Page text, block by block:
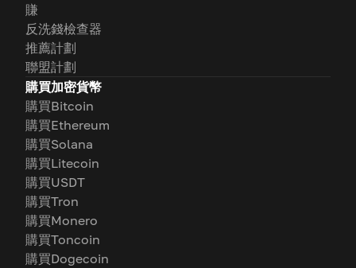
賺
反洗錢檢查器
推薦計劃
聯盟計劃
購買加密貨幣
購買Bitcoin
購買Ethereum
購買Solana
購買Litecoin
購買USDT
購買Tron
購買Monero
購買Toncoin
購買Dogecoin